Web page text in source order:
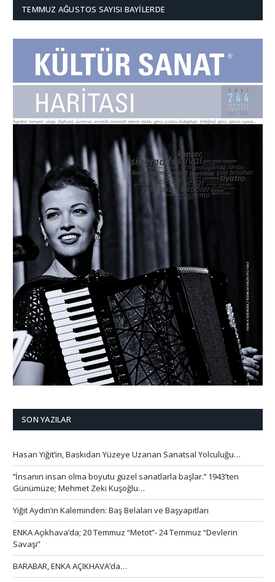
TEMMUZ AĞUSTOS SAYISI BAYILERDE
SON YAZILAR
Hasan Yiğit’in, Baskıdan Yüzeye Uzanan Sanatsal Yolculuğu…
‘’İnsanın insan olma boyutu güzel sanatlarla başlar.’’ 1943’ten
Günümüze; Mehmet Zeki Kuşoğlu…
Yiğit Aydın’ın Kaleminden: Baş Belaları ve Başyapıtları
ENKA Açıkhava’da; 20 Temmuz “Metot”- 24 Temmuz “Devlerin
Savaşı”
BARABAR, ENKA AÇIKHAVA’da…